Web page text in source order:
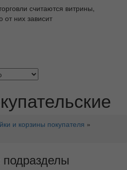
считаются витрины,
них зависит
и корзины покупателя »
подразделы